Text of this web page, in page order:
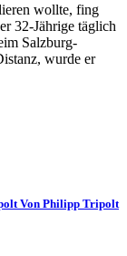
wollte, fing
32-Jährige täglich
Salzburg-
wurde er
Von Philipp Tripolt